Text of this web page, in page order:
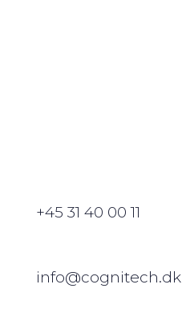
+45 31 40 00 11
info@cognitech.dk